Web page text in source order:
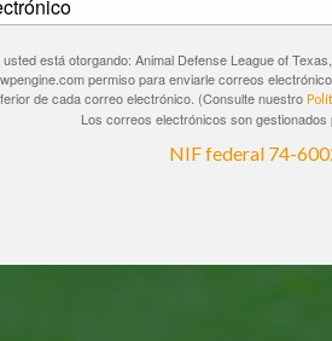
está otorgando: Animal Defense League of
permiso para enviarle correos
de cada correo electrónico. (Consulte nuestro
Los correos electrónicos son
NIF federal 74-